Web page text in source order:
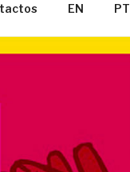
EN PT